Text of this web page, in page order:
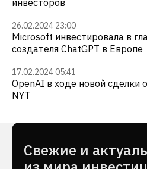
инвесторов
26.02.2024 23:00
Microsoft инвестировала в
создателя ChatGPT в Европе
17.02.2024 05:41
OpenAI в ходе новой сделки
NYT
Cвежие и